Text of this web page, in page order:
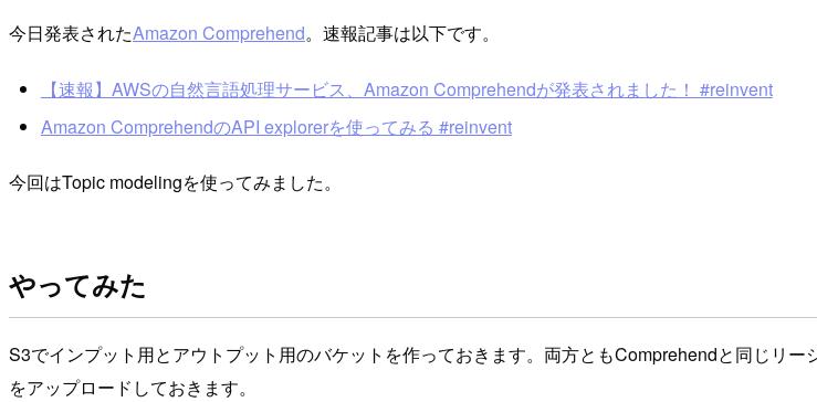
今日発表されたAmazon Comprehend。速報記事は以下です。
【速報】AWSの自然言語処理サービス、Amazon Comprehendが発表されました！ #reinvent
Amazon ComprehendのAPI explorerを使ってみる #reinvent
今回はTopic modelingを使ってみました。
やってみた
S3でインプット用とアウトプット用のバケットを作っておきます。両方ともComprehendと同じリ
をアップロードしておきます。